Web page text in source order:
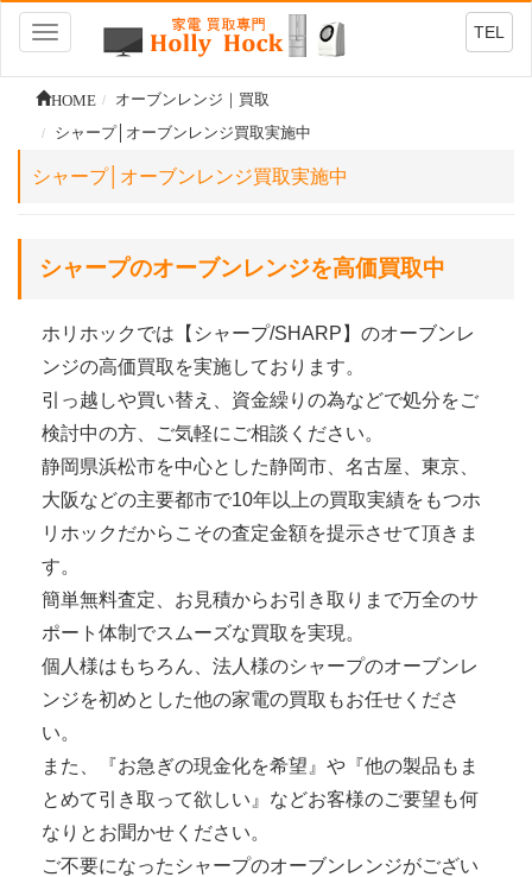
Toggle
navigation
TEL
HOME
オーブンレンジ｜買取
シャープ│オーブンレンジ買取実施中
シャープ│オーブンレンジ買取実施中
シャープのオーブンレンジを高価買取中
ホリホックでは【シャープ/SHARP】のオーブンレ
ンジの高価買取を実施しております。
引っ越しや買い替え、資金繰りの為などで処分をご
検討中の方、ご気軽にご相談ください。
静岡県浜松市を中心とした静岡市、名古屋、東京、
大阪などの主要都市で10年以上の買取実績をもつホ
リホックだからこその査定金額を提示させて頂きま
す。
簡単無料査定、お見積からお引き取りまで万全のサ
ポート体制でスムーズな買取を実現。
個人様はもちろん、法人様のシャープのオーブンレ
ンジを初めとした他の家電の買取もお任せくださ
い。
また、『お急ぎの現金化を希望』や『他の製品もま
とめて引き取って欲しい』などお客様のご要望も何
なりとお聞かせください。
ご不要になったシャープのオーブンレンジがござい